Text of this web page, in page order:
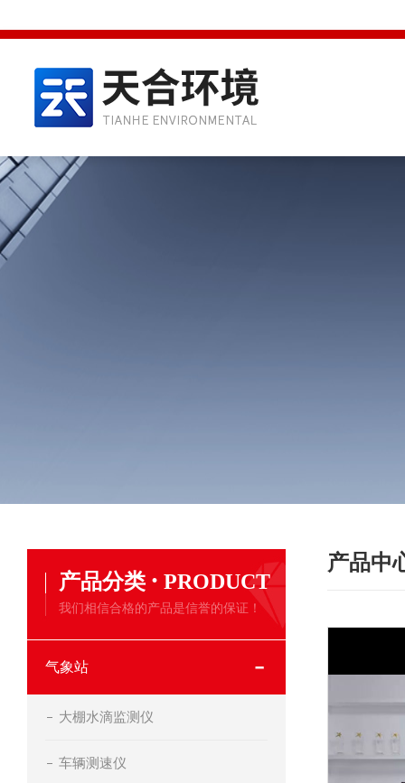
产品分类 · PRODUCT
我们相信合格的产品是信誉的保证！
气象站
大棚水滴监测仪
车辆测速仪
产品中